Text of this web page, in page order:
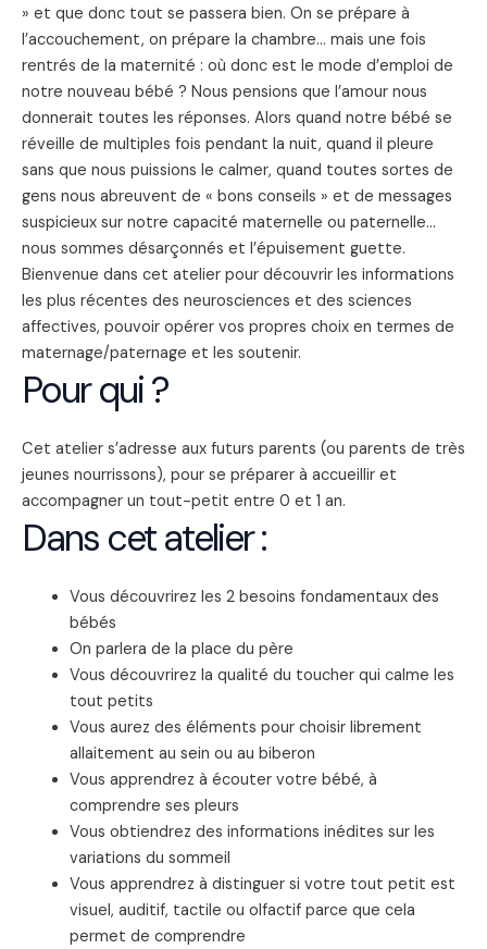
» et que donc tout se passera bien. On se prépare à
l’accouchement, on prépare la chambre… mais une fois
rentrés de la maternité : où donc est le mode d’emploi de
notre nouveau bébé ? Nous pensions que l’amour nous
donnerait toutes les réponses. Alors quand notre bébé se
réveille de multiples fois pendant la nuit, quand il pleure
sans que nous puissions le calmer, quand toutes sortes de
gens nous abreuvent de « bons conseils » et de messages
suspicieux sur notre capacité maternelle ou paternelle…
nous sommes désarçonnés et l’épuisement guette.
Bienvenue dans cet atelier pour découvrir les informations
les plus récentes des neurosciences et des sciences
affectives, pouvoir opérer vos propres choix en termes de
maternage/paternage et les soutenir.
Pour qui ?
Cet atelier s’adresse aux futurs parents (ou parents de très
jeunes nourrissons), pour se préparer à accueillir et
accompagner un tout-petit entre 0 et 1 an.
Dans cet atelier :
Vous découvrirez les 2 besoins fondamentaux des
bébés
On parlera de la place du père
Vous découvrirez la qualité du toucher qui calme les
tout petits
Vous aurez des éléments pour choisir librement
allaitement au sein ou au biberon
Vous apprendrez à écouter votre bébé, à
comprendre ses pleurs
Vous obtiendrez des informations inédites sur les
variations du sommeil
Vous apprendrez à distinguer si votre tout petit est
visuel, auditif, tactile ou olfactif parce que cela
permet de comprendre